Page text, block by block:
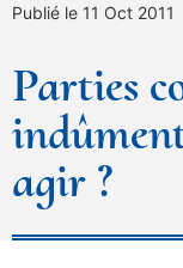
Publié le 11 Oct 2011
Parties
agir ?